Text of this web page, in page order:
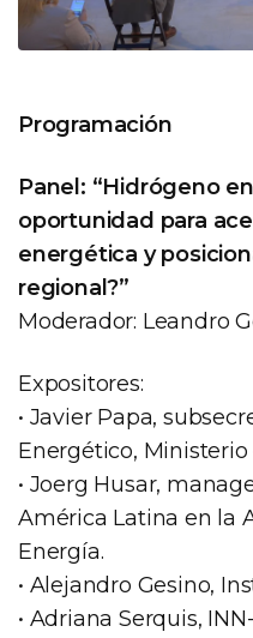
Programación
Panel: “Hidrógeno
oportunidad para
energética y
regional?”
Moderador: Leandro
Expositores:
• Javier Papa,
Energético,
• Joerg Husar,
América Latina en la
Energía.
• Alejandro Gesino,
• Adriana Serquis,